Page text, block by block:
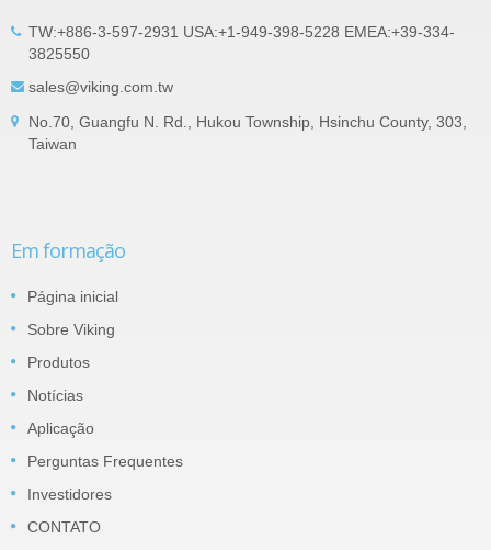
TW:+886-3-597-2931 USA:+1-949-398-5228 EMEA:+39-334-
3825550
sales@viking.com.tw
No.70, Guangfu N. Rd., Hukou Township, Hsinchu County, 303,
Taiwan
Em formação
Página inicial
Sobre Viking
Produtos
Notícias
Aplicação
Perguntas Frequentes
Investidores
CONTATO